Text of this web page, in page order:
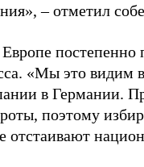
– отметил
постепенно
«Мы это видим
в Германии.
поэтому
отстаивают